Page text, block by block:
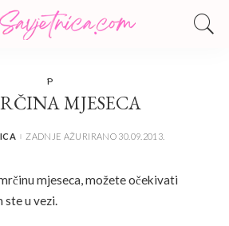
P
MJESECA
ZADNJE AŽURIRANO 30.09.2013.
mjeseca, možete očekivati
ste u vezi.